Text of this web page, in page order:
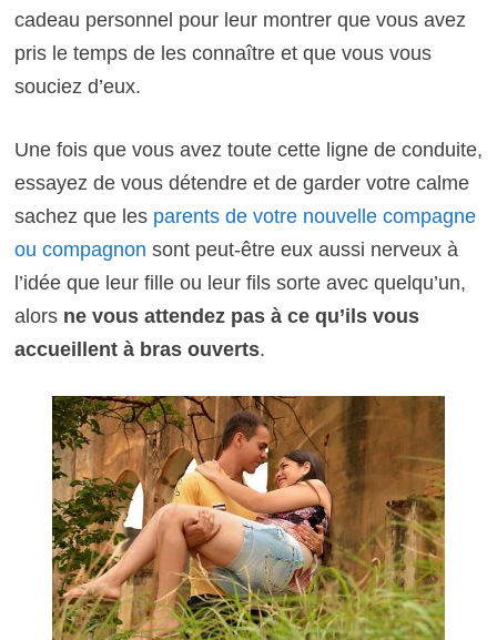
cadeau personnel pour leur montrer que vous avez
pris le temps de les connaître et que vous vous
souciez d’eux.
Une fois que vous avez toute cette ligne de conduite,
essayez de vous détendre et de garder votre calme
sachez que les parents de votre nouvelle compagne
ou compagnon sont peut-être eux aussi nerveux à
l’idée que leur fille ou leur fils sorte avec quelqu’un,
alors ne vous attendez pas à ce qu’ils vous
accueillent à bras ouverts.